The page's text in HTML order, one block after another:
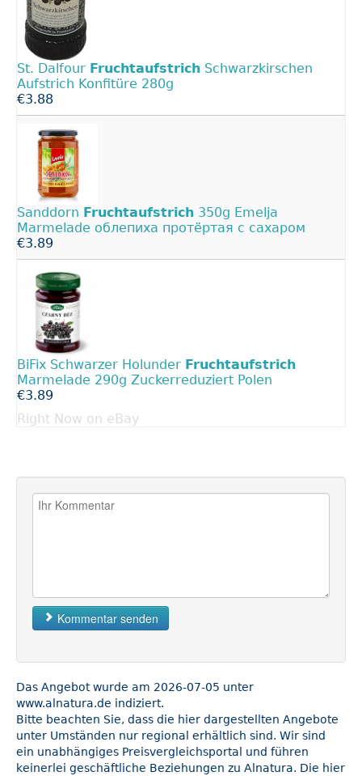
St. Dalfour Fruchtaufstrich Schwarzkirschen
Aufstrich Konfitüre 280g
€3.88
Sanddorn Fruchtaufstrich 350g Emelja
Marmelade облепиха протёртая с сахаром
€3.89
BiFix Schwarzer Holunder Fruchtaufstrich
Marmelade 290g Zuckerreduziert Polen
€3.89
Right Now on eBay
Kommentar senden
Das Angebot wurde am 2026-07-05 unter
www.alnatura.de indiziert.
Bitte beachten Sie, dass die hier dargestellten Angebote
unter Umständen nur regional erhältlich sind. Wir sind
ein unabhängiges Preisvergleichsportal und führen
keinerlei geschäftliche Beziehungen zu Alnatura. Die hier